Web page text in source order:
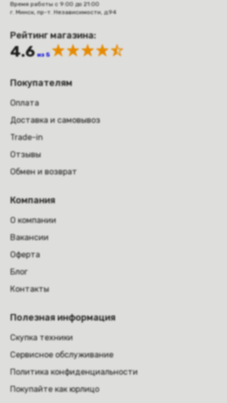
Время работы с 9:00 до 21:00
г. Минск, пр-т. Независимости, д.94
Рейтинг магазина:
4.6 из 5
Покупателям
Оплата
Доставка и самовывоз
Trade-in
Отзывы
Обмен и возврат
Компания
О компании
Вакансии
Оферта
Блог
Контакты
Полезная информация
Скупка техники
Сервисное обслуживание
Политика конфиденциальности
Покупайте как юрлицо